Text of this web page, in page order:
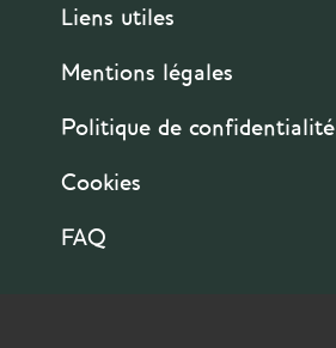
Liens utiles
Mentions légales
Politique de confidentialité
Cookies
FAQ